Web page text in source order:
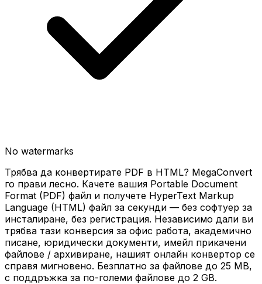
No watermarks
Трябва да конвертирате PDF в HTML? MegaConvert
го прави лесно. Качете вашия Portable Document
Format (PDF) файл и получете HyperText Markup
Language (HTML) файл за секунди — без софтуер за
инсталиране, без регистрация. Независимо дали ви
трябва тази конверсия за офис работа, академично
писане, юридически документи, имейл прикачени
файлове / архивиране, нашият онлайн конвертор се
справя мигновено. Безплатно за файлове до 25 MB,
с поддръжка за по-големи файлове до 2 GB.